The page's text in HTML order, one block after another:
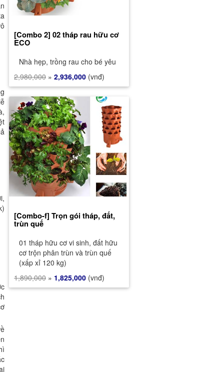
[Combo 2] 02 tháp rau hữu cơ
ECO
Nhà hẹp, trồng rau cho bé yêu
2,980,000 » 2,936,000 (vnđ)
[Combo-f] Trọn gói tháp, đất,
trùn quế
01 tháp hữu cơ vi sinh, đất hữu
cơ trộn phân trùn và trùn quế
(xấp xỉ 120 kg)
1,890,000 » 1,825,000 (vnđ)